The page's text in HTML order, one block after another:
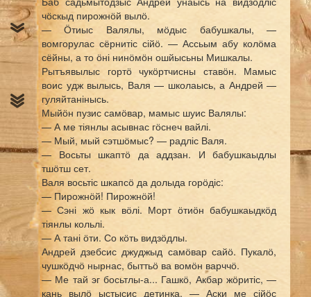
чӧскыд пирожнӧй вылӧ.
— Ӧтиыс Валялы, мӧдыс бабушкалы, —
вомгорулас сёрнитіс сійӧ. — Ассьым абу колӧма
сёйны, а то ӧні нинӧмӧн ошйысьны Мишкалы.
Рытъявылыс гортӧ чукӧртчисны ставӧн. Мамыс
воис удж вылысь, Валя — школаысь, а Андрей —
гуляйтанінысь.
Мыйӧн пузис самӧвар, мамыс шуис Валялы:
— А ме тіянлы асывнас гӧснеч вайлі.
— Мый, мый сэтшӧмыс? — радліс Валя.
— Восьты шкаптӧ да аддзан. И бабушкаыдлы
тшӧтш сет.
Валя восьтіс шкапсӧ да долыда горӧдіс:
— Пирожнӧй! Пирожнӧй!
— Сэні жӧ кык вӧлі. Морт ӧтиӧн бабушкаыдкӧд
тіянлы кольлі.
— А тані ӧти. Со кӧть видзӧдлы.
Андрей дзебсис джуджыд самӧвар сайӧ. Пукалӧ,
чушкӧдчӧ нырнас, быттьӧ ва вомӧн варччӧ.
— Ме тай эг босьтлы-а... Гашкӧ, Акбар жӧритіс, —
кань вылӧ ыстысис детинка. — Аски ме сійӧс